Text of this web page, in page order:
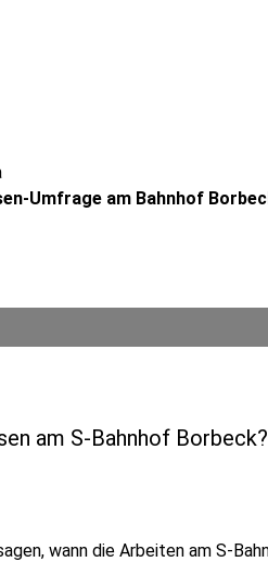
Umfrage am Bahnhof
am S-Bahnhof Borbeck?
wann die Arbeiten am S-